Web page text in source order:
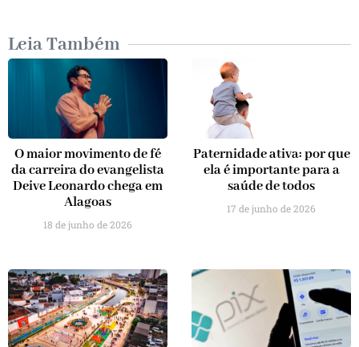
O maior movimento de fé
da carreira do evangelista
Deive Leonardo chega em
Alagoas
18 de junho de 2026
Paternidade ativa: por que
ela é importante para a
saúde de todos
17 de junho de 2026
Leia Também